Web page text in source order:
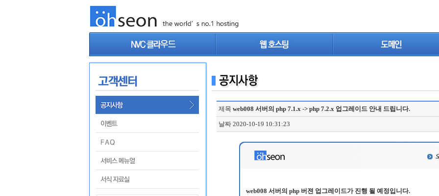
제목 web008 서버의 php 7.1.x -> php 7.2.x 업그레이드 안내 드립니다.
날짜 2020-10-19 10:31:23
web008 서버의 php 버젼 업그레이드가 진행 될 예정입니다.